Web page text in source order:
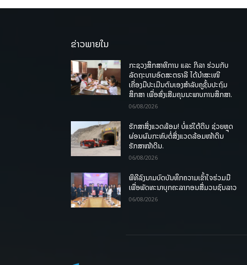
ຂ່າວພາຍໃນ
ກະຊວງສຶກສາທິການ ແລະ ກິລາ ຮ່ວມກັບ
ລັດຖະບານອົດສະຕຣາລີ ໄດ້ນຳສະເໜີ
ເຄື່ອງມືປະເມີນຕົນເອງສຳລັບຄູຊັ້ນປະຖົມ
ສຶກສາ ເພື່ອສົ່ງເສີມຄຸນນະພາບການສຶກສາ.
06/08/2026
ຮັກສາສິ່ງແວດລ້ອມ! ບໍ່ແຮ່ໃຕ້ດິນ ຊ່ວຍຫຼຸດ
ຜ່ອນຜົນກະທົບຕໍ່ສິ່ງແວດລ້ອມໜ້າດິນ
ຮັກສາໜ້າດິນ.
06/08/2026
ພິທີລົງນາມບົດບັນທຶກຄວາມເຂົ້າໃຈຮ່ວມມື
ເພື່ອພັດທະນາບຸກຄະລາກອນສື່ມວນຊົນລາວ
06/08/2026